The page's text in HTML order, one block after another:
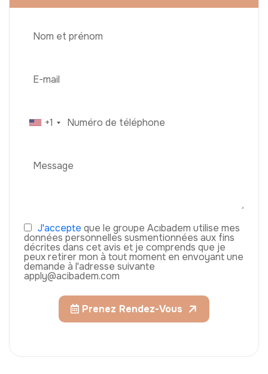
+1
J'accepte que le groupe Acıbadem utilise mes
données personnelles susmentionnées aux fins
décrites dans cet avis et je comprends que je
peux retirer mon à tout moment en envoyant une
demande à l'adresse suivante
apply@acibadem.com
Prenez Rendez-Vous